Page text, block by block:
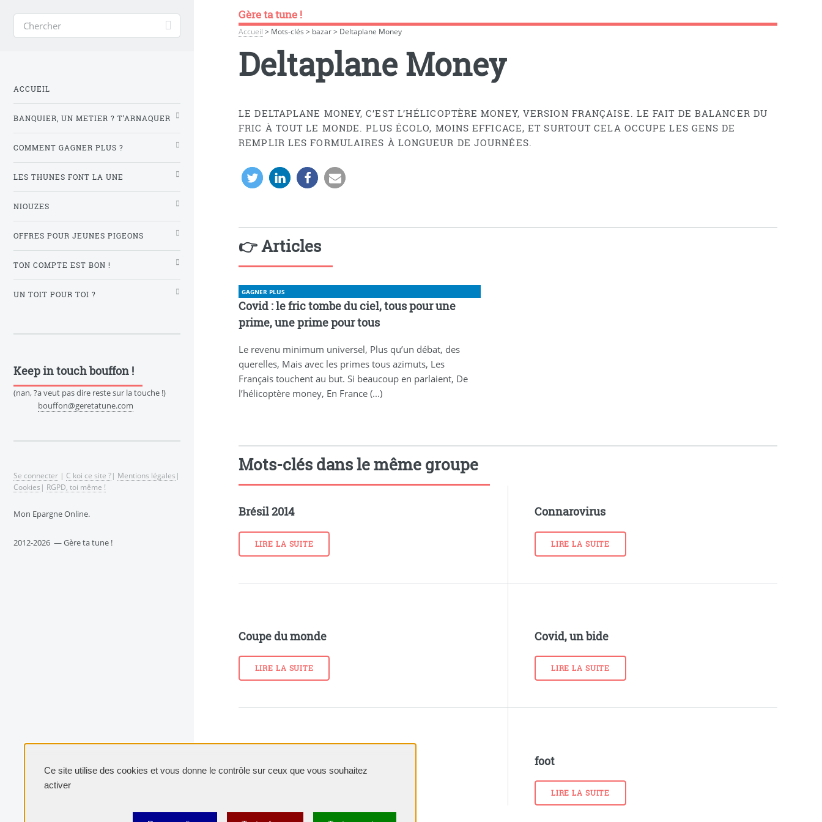
Gère ta tune !
Accueil > Mots-clés > bazar> Deltaplane Money
Deltaplane Money
LE DELTAPLANE MONEY, C’EST L’HÉLICOPTÈRE MONEY, VERSION FRANÇAISE. LE FAIT DE BALANCER DU
FRIC À TOUT LE MONDE. PLUS ÉCOLO, MOINS EFFICACE, ET SURTOUT CELA OCCUPE LES GENS DE
REMPLIR LES FORMULAIRES À LONGUEUR DE JOURNÉES.
👉 Articles
GAGNER PLUS
Covid : le fric tombe du ciel, tous pour une
prime, une prime pour tous
Le revenu minimum universel, Plus qu’un débat, des
querelles, Mais avec les primes tous azimuts, Les
Français touchent au but. Si beaucoup en parlaient, De
l’hélicoptère money, En France (...)
Mots-clés dans le même groupe
Brésil 2014
LIRE LA SUITE
Connarovirus
LIRE LA SUITE
Coupe du monde
LIRE LA SUITE
Covid, un bide
LIRE LA SUITE
foot
LIRE LA SUITE
ACCUEIL
BANQUIER, UN METIER ? T’ARNAQUER
COMMENT GAGNER PLUS ?
LES THUNES FONT LA UNE
NIOUZES
OFFRES POUR JEUNES PIGEONS
TON COMPTE EST BON !
UN TOIT POUR TOI ?
Keep in touch bouffon !
(nan, ?a veut pas dire reste sur la touche !)
bouffon@geretatune.com
Se connecter | C koi ce site ?| Mentions légales |
Cookies | RGPD, toi même !
Mon Epargne Online.
2012-2026 — Gère ta tune !
Ce site utilise des cookies et vous donne le contrôle sur ceux que vous souhaitez
activer